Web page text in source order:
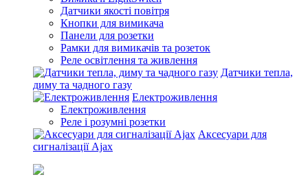
Датчики якості повітря
Кнопки для вимикача
Панели для розетки
Рамки для вимикачів та розеток
Реле освітлення та живлення
Датчики тепла,
диму та чадного газу
Електроживлення
Електроживлення
Реле і розумні розетки
Аксесуари для
сигналізації Ajax